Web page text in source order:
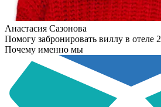
Анастасия Сазонова
Помогу забронировать виллу в отеле 2
Почему именно мы